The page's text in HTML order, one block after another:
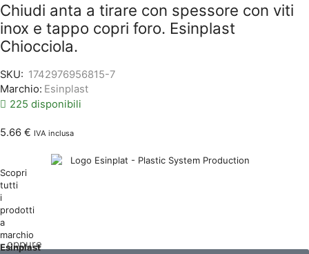
Chiudi anta a tirare con spessore con viti
inox e tappo copri foro. Esinplast
Chiocciola.
SKU: 1742976956815-7
Marchio: Esinplast
225 disponibili
5.66 € IVA inclusa
Scopri
tutti
i
prodotti
a
marchio
Esinplast
oppure